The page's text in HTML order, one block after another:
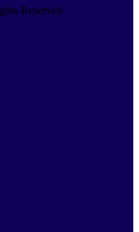
Reserved